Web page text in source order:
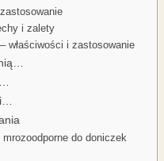
i zalety
właściwości i zastosowanie
do doniczek